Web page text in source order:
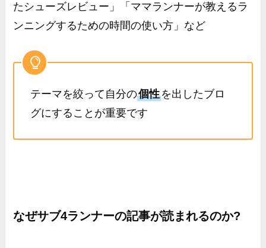
たシューズレビュー」「ママランナーが教えるラ
ンニングするための時間の使い方」など
テーマを絞って自分の個性を出したブロ
グにすることが重要です
なぜサブ4ランナーの記事が読まれるのか?